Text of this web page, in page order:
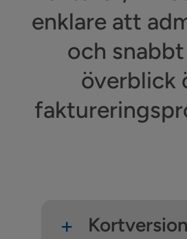
enklare att
och
överblick
Kortversion